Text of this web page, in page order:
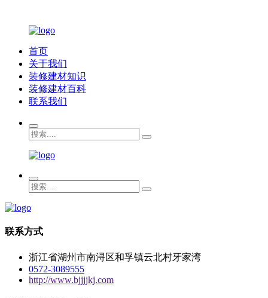
首页
关于我们
装修建材知识
装修建材百科
联系我们
联系方式
浙江省湖州市南浔区和孚镇云北村牙家湾
0572-3089555
http://www.bjjjjkj.com